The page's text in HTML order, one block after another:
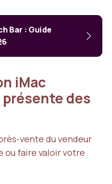
Bar : Guide
iMac
des
vente du vendeur
ou faire valoir votre